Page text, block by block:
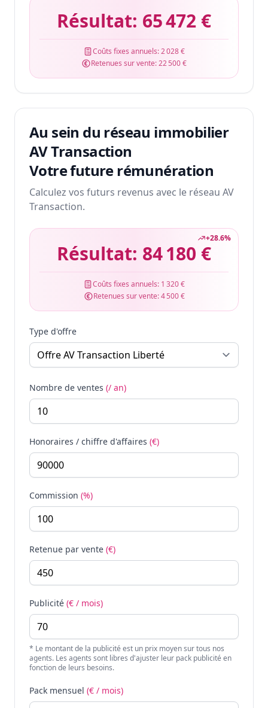
Résultat: 65 472 €
Coûts fixes annuels:2 028 €
Retenues sur vente:22 500 €
Au sein du réseau immobilier
AV Transaction
Votre future rémunération
Calculez vos futurs revenus avec le réseau AV
Transaction.
+28.6%
Résultat: 84 180 €
Coûts fixes annuels: 1 320 €
Retenues sur vente:4 500 €
Type d'offre
Nombre de ventes (/ an)
Honoraires / chiffre d'affaires (€)
Commission (%)
Retenue par vente (€)
Publicité (€ / mois)
* Le montant de la publicité est un prix moyen sur tous nos
agents. Les agents sont libres d'ajuster leur pack publicité en
fonction de leurs besoins.
Pack mensuel (€ / mois)